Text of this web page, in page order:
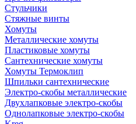
Стульчики
Стяжные винты
Хомуты
Металлические хомуты
Пластиковые хомуты
Сантехнические хомуты
Хомуты Термоклип
Шпильки сантехнические
Электро-скобы металлические
Двухлапковые электро-скобы
Однолапковые электро-скобы